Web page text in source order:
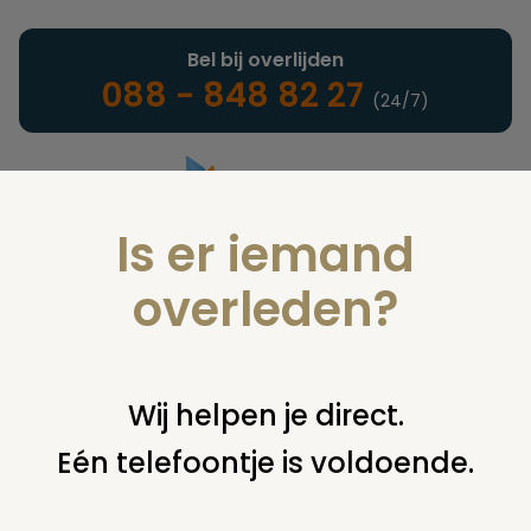
Landelijke uitvaartonderneming
Bel bij overlijden
088 - 848 82 27 (24/7)
U bent hier: home juridisch begraven kist of ander
biologisch afbreekbare kist
Is er iemand
overleden?
Wij helpen je direct.
Eén telefoontje is voldoende.